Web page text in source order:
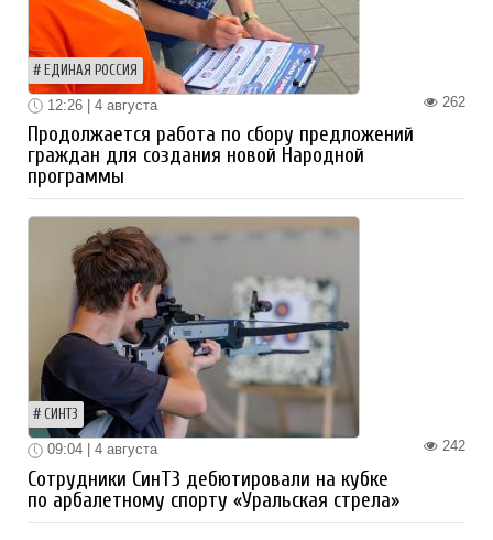
ЕДИНАЯ РОССИЯ
262
12:26 | 4 августа
Продолжается работа по сбору предложений
граждан для создания новой Народной
программы
СИНТЗ
242
09:04 | 4 августа
Сотрудники СинТЗ дебютировали на кубке
по арбалетному спорту «Уральская стрела»